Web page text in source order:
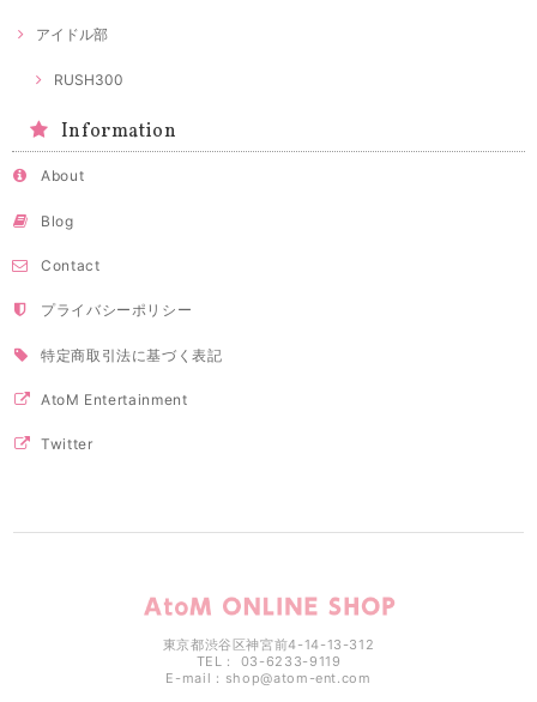
アイドル部
RUSH300
Information
About
Blog
Contact
プライバシーポリシー
特定商取引法に基づく表記
AtoM Entertainment
Twitter
東京都渋谷区神宮前4-14-13-312
TEL： 03-6233-9119
E-mail： shop@atom-ent.com